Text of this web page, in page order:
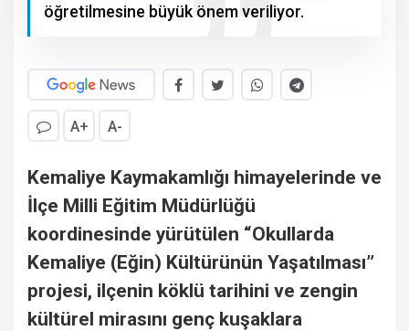
öğretilmesine büyük önem veriliyor.
A+ A-
Kemaliye Kaymakamlığı himayelerinde ve
İlçe Milli Eğitim Müdürlüğü
koordinesinde yürütülen “Okullarda
Kemaliye (Eğin) Kültürünün Yaşatılması”
projesi, ilçenin köklü tarihini ve zengin
kültürel mirasını genç kuşaklara